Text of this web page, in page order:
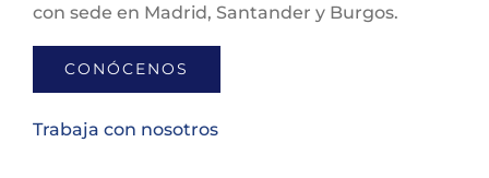
con sede en Madrid, Santander y Burgos.
CONÓCENOS
Trabaja con nosotros